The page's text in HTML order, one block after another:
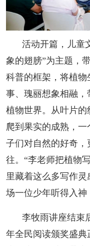
专题专栏
活动开篇，儿童
象的翅膀”为主题，
科普的框架，将植
事、瑰丽想象相融
植物世界。从叶片
爬到果实的成熟，
子们对自然的好奇，
往。“李老师把植物
里藏着这么多写作
场一位少年听得入神
李牧雨讲座结束
年全民阅读颁奖盛